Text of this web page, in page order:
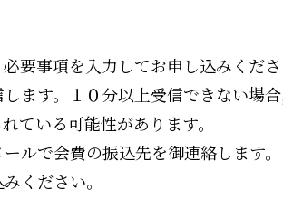
要事項を入力してお申し込みくださ
ます。１０分以上受信できない場
ている可能性があります。
ルで会費の振込先を御連絡します。
ください。